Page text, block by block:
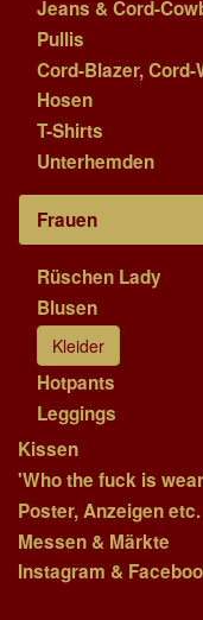
Jeans & Cord-
Pullis
Cord-Blazer,
Hosen
T-Shirts
Unterhemden
Frauen
Rüschen Lady
Blusen
Kleider
Hotpants
Leggings
Kissen
'Who the fuck is
Poster, Anzeigen etc.
Messen & Märkte
Instagram &